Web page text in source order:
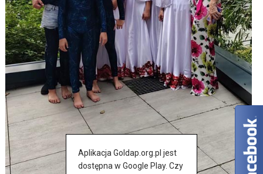
Aplikacja Goldap.org.pl jest
dostępna w Google Play. Czy